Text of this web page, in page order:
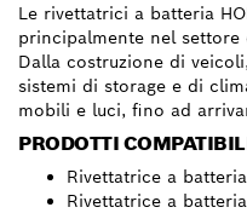
Le rivettatrici a batteria
principalmente nel
Dalla costruzione di
sistemi di storage e di
mobili e luci, fino ad
PRODOTTI
Rivettatrice a
Rivettatrice a